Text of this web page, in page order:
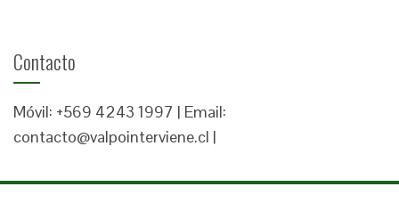
Contacto
Móvil: +569 4243 1997 | Email:
contacto@valpointerviene.cl |